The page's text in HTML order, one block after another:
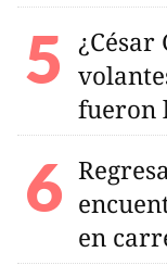
¿César
fueron
en